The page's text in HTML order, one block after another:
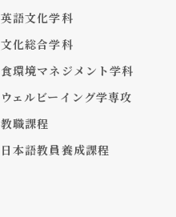
英語文化学科
文化総合学科
食環境マネジメント学科
ウェルビーイング学専攻
教職課程
日本語教員養成課程